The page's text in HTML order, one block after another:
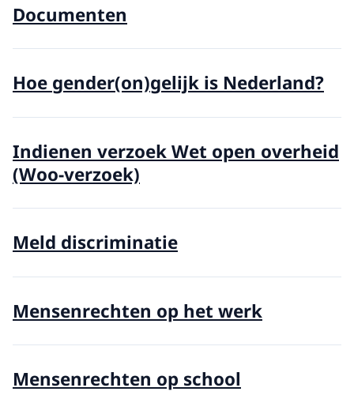
Documenten
Hoe gender(on)gelijk is Nederland?
Indienen verzoek Wet open overheid
(Woo-verzoek)
Meld discriminatie
Mensenrechten op het werk
Mensenrechten op school